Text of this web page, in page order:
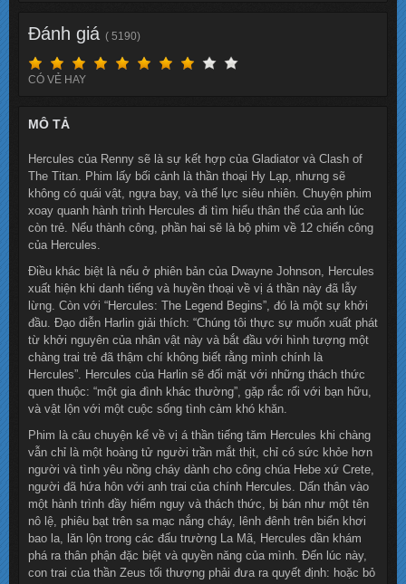
Đánh giá ( 5190)
CÓ VẺ HAY
MÔ TẢ
Hercules của Renny sẽ là sự kết hợp của Gladiator và Clash of
The Titan. Phim lấy bối cảnh là thần thoại Hy Lạp, nhưng sẽ
không có quái vật, ngựa bay, và thế lực siêu nhiên. Chuyện phim
xoay quanh hành trình Hercules đi tìm hiểu thân thế của anh lúc
còn trẻ. Nếu thành công, phần hai sẽ là bộ phim về 12 chiến công
của Hercules.
Điều khác biệt là nếu ở phiên bản của Dwayne Johnson, Hercules
xuất hiện khi danh tiếng và huyền thoại về vị á thần này đã lẫy
lừng. Còn với “Hercules: The Legend Begins”, đó là một sự khởi
đầu. Đạo diễn Harlin giải thích: “Chúng tôi thực sự muốn xuất phát
từ khởi nguyên của nhân vật này và bắt đầu với hình tượng một
chàng trai trẻ đã thậm chí không biết rằng mình chính là
Hercules”. Hercules của Harlin sẽ đối mặt với những thách thức
quen thuộc: “một gia đình khác thường”, gặp rắc rối với bạn hữu,
và vật lộn với một cuộc sống tình cảm khó khăn.
Phim là câu chuyện kể về vị á thần tiếng tăm Hercules khi chàng
vẫn chỉ là một hoàng tử người trần mắt thịt, chỉ có sức khỏe hơn
người và tình yêu nồng cháy dành cho công chúa Hebe xứ Crete,
người đã hứa hôn với anh trai của chính Hercules. Dấn thân vào
một hành trình đầy hiểm nguy và thách thức, bị bán như một tên
nô lệ, phiêu bạt trên sa mạc nắng cháy, lênh đênh trên biển khơi
bao la, lăn lộn trong các đấu trường La Mã, Hercules dần khám
phá ra thân phận đặc biệt và quyền năng của mình. Đến lúc này,
con trai của thần Zeus tối thượng phải đưa ra quyết định: hoặc bỏ